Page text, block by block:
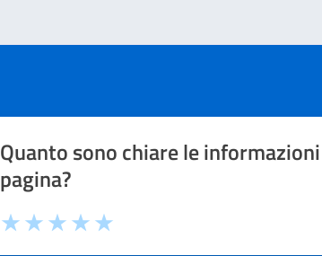
Quanto sono chiare le
pagina?